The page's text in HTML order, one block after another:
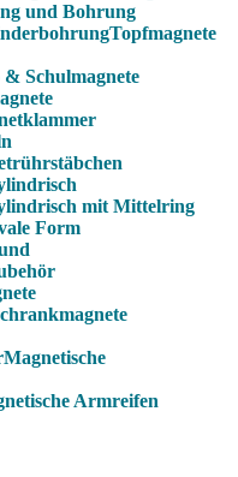
und Bohrung
Topfmagnete
Schulmagnete
mit Mittelring
Form
Magnetische
Armreifen